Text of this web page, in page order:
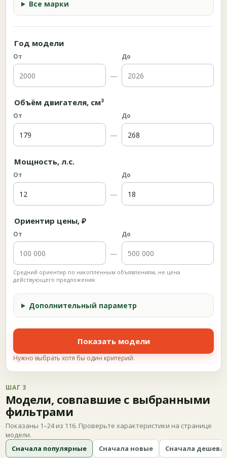
Все марки
Год модели
От
—
До
Объём двигателя, см³
От
—
До
Мощность, л.с.
От
—
До
Ориентир цены, ₽
От
—
До
Средний ориентир по накопленным объявлениям, не цена
действующего предложения.
Дополнительный параметр
Показать модели
Нужно выбрать хотя бы один критерий.
ШАГ 3
Модели, совпавшие с выбранными
фильтрами
Показаны 1–24 из 116. Проверьте характеристики на странице
модели.
Сначала популярные
Сначала новые Сначала